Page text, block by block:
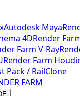
Autodesk Maya
4DRender
Farm V-Ray
Render Farm
Pack / RailClone
FARM